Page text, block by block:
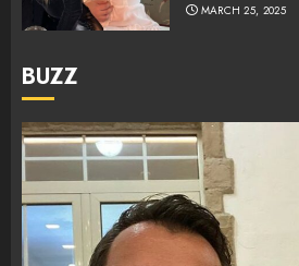
MARCH 25, 2025
BUZZ